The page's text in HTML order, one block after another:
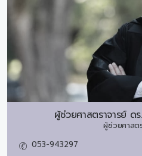
ผู้ช่วยศาสตราจารย์ ดร.
ผู้ช่วยศาสต
053-943297